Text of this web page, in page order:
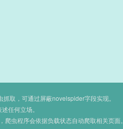
取，可通过屏蔽novelspider字段实现。
任何立场。
虫程序会依据负载状态自动爬取相关页面。